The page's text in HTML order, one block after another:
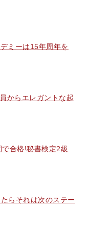
ミーは15年周年を
からエレガントな起
で合格!秘書検定2級
らそれは次のステー